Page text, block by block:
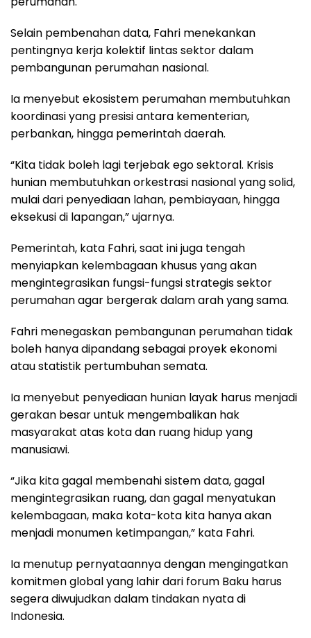
Selain pembenahan data, Fahri menekankan
pentingnya kerja kolektif lintas sektor dalam
pembangunan perumahan nasional.
Ia menyebut ekosistem perumahan membutuhkan
koordinasi yang presisi antara kementerian,
perbankan, hingga pemerintah daerah.
“Kita tidak boleh lagi terjebak ego sektoral. Krisis
hunian membutuhkan orkestrasi nasional yang solid,
mulai dari penyediaan lahan, pembiayaan, hingga
eksekusi di lapangan,” ujarnya.
Pemerintah, kata Fahri, saat ini juga tengah
menyiapkan kelembagaan khusus yang akan
mengintegrasikan fungsi-fungsi strategis sektor
perumahan agar bergerak dalam arah yang sama.
Fahri menegaskan pembangunan perumahan tidak
boleh hanya dipandang sebagai proyek ekonomi
atau statistik pertumbuhan semata.
Ia menyebut penyediaan hunian layak harus menjadi
gerakan besar untuk mengembalikan hak
masyarakat atas kota dan ruang hidup yang
manusiawi.
“Jika kita gagal membenahi sistem data, gagal
mengintegrasikan ruang, dan gagal menyatukan
kelembagaan, maka kota-kota kita hanya akan
menjadi monumen ketimpangan,” kata Fahri.
Ia menutup pernyataannya dengan mengingatkan
komitmen global yang lahir dari forum Baku harus
segera diwujudkan dalam tindakan nyata di
Indonesia.